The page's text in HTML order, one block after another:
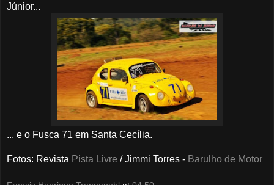
Júnior...
... e o Fusca 71 em Santa Cecília.
Fotos: Revista Pista Livre / Jimmi Torres - Barulho de Motor